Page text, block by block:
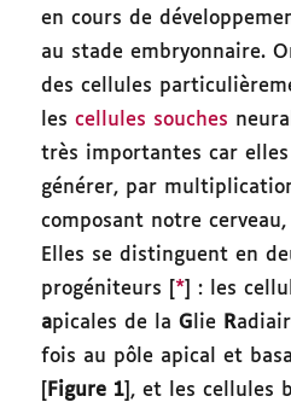
en cours de
au stade embryonnaire.
des cellules
lescellules souches
très importantes car
générer, par
composant notre
Elles se distinguent en
progéniteurs [ * ] : les
apicales de laG lie R
fois au pôle apical et
Figure 1 ], et les cellules